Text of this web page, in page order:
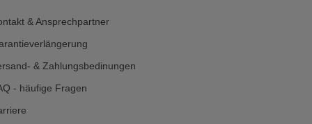
& Ansprechpartner
& Zahlungsbedinungen
- häufige Fragen